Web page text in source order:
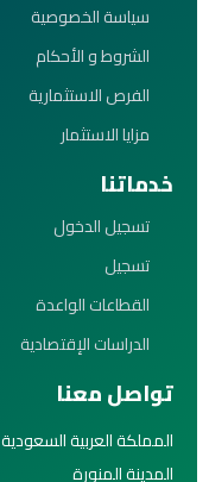
سياسة الخصوصية
الشروط و الأحكام
الفرص الاستثمارية
مزايا الاستثمار
خدماتنا
تسجيل الدخول
تسجيل
القطاعات الواعدة
الدراسات الإقتصادية
تواصل معنا
المملكة العربية السعودية
المدينة المنورة